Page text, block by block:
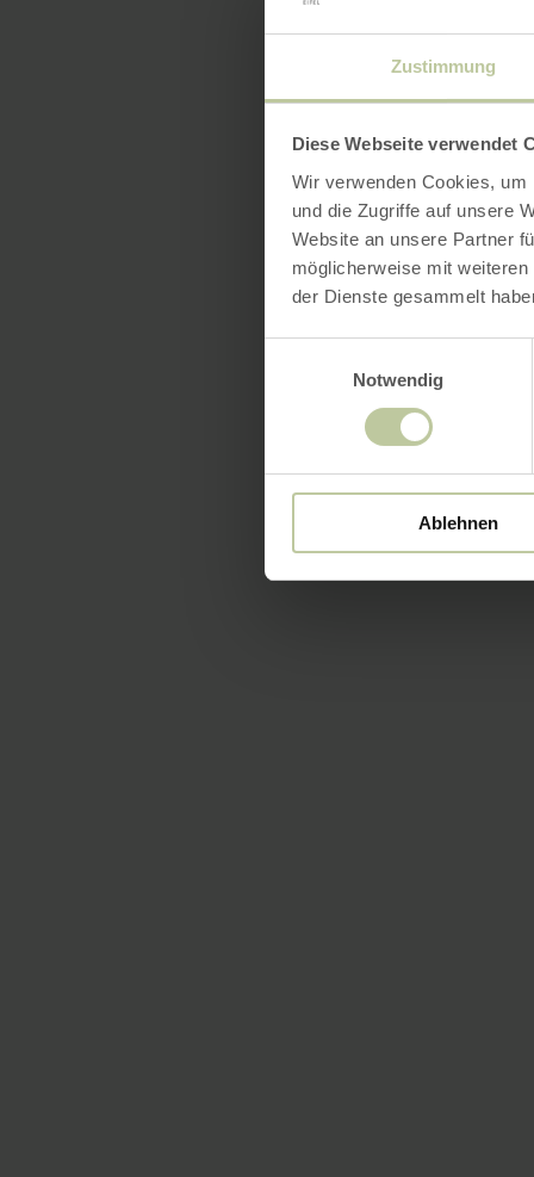
Zustimmung
Diese Webseite verwendet
Wir verwenden Cookies,
und die Zugriffe auf unsere
Website an unsere Partner
möglicherweise mit
der Dienste gesammelt
Notwendig
Ablehnen